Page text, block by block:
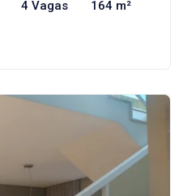
4 Vagas 164 m²